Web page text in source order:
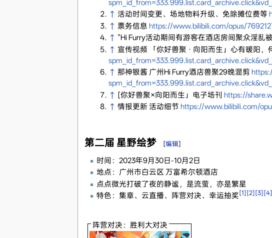
↑ 活动时间变更、场地物料升级、免除摊位费等
↑ 票务信息 https://www.bilibili.com/opus/
↑ “Hi Furry活动期间有游客在酒店房间聚众淫乱
↑ 宣传视频 「你好兽聚 · 向阳而生」心有暖阳，
↑ 那神银酱 广州Hi Furry酒店兽聚29晚混剪
↑ [你好兽聚×向阳而生」电子场刊 https://
↑ 情报更新 活动细节 https://www.bilibili.com/
第二届 星野绘梦 [编辑]
时间：2023年9月30日-10月2日
地点：广州市白云区 万富希尔顿酒店
点点微光打破了夜的静谧，是流萤，亦是繁星
特色：集章、云直播、阵营对决、幸运抽奖[1] [2] [3] [4]
阵营对决：胜利大对决